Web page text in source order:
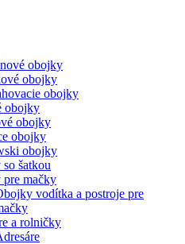
obojky
obojky
obojky
obojky
obojky
obojky
obojky
šatkou
mačky
vodítka a postroje pre
a rolničky